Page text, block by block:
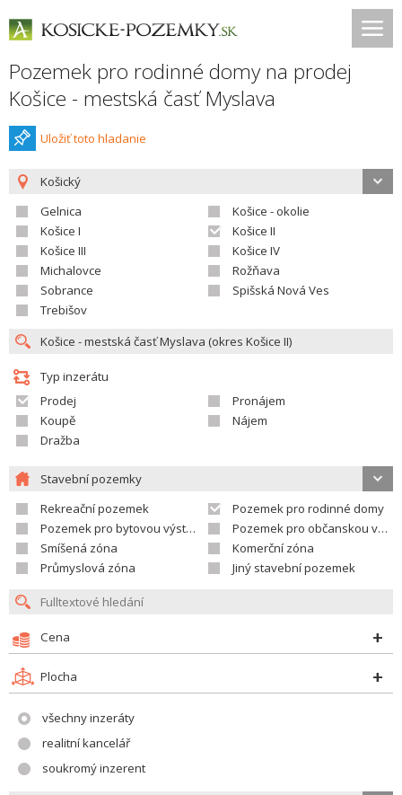
Pozemek pro rodinné domy na prodej
Košice - mestská časť Myslava
Uložiť toto hladanie
Košický
Gelnica
Košice - okolie
Košice I
Košice II
Košice III
Košice IV
Michalovce
Rožňava
Sobrance
Spišská Nová Ves
Trebišov
Typ inzerátu
Prodej
Pronájem
Koupě
Nájem
Dražba
Stavební pozemky
Rekreační pozemek
Pozemek pro rodinné domy
Pozemek pro bytovou výstavbu
Pozemek pro občanskou vybavenost
Smíšená zóna
Komerční zóna
Průmyslová zóna
Jiný stavební pozemek
Cena
Plocha
všechny inzeráty
realitní kancelář
soukromý inzerent